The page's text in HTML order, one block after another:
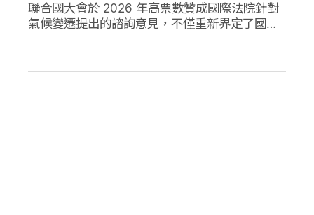
聯合國大會於 2026 年高票數贊成國際法院針對
氣候變遷提出的諮詢意見，不僅重新界定了國際
律責任的承諾。